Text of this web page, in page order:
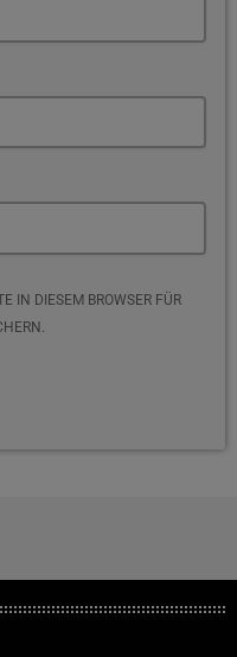
IN DIESEM BROWSER FÜR